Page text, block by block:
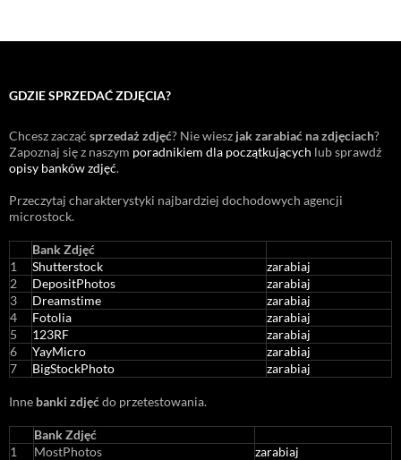
GDZIE SPRZEDAĆ ZDJĘCIA?
Chcesz zacząć sprzedaż zdjęć? Nie wiesz jak zarabiać na zdjęciach?
Zapoznaj się z naszym poradnikiem dla początkujących lub sprawdź
opisy banków zdjęć.
Przeczytaj charakterystyki najbardziej dochodowych agencji
microstock.
Bank Zdjęć
1
Shutterstock
zarabiaj
2
DepositPhotos
zarabiaj
3
Dreamstime
zarabiaj
4
Fotolia
zarabiaj
5
123RF
zarabiaj
6
YayMicro
zarabiaj
7
BigStockPhoto zarabiaj
Inne banki zdjęćdo przetestowania.
Bank Zdjęć
1
MostPhotos zarabiaj